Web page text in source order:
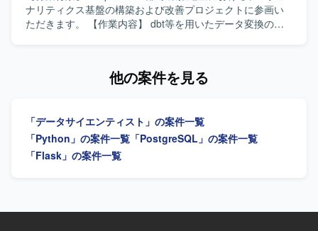
Github、Slack、Notion、Datadog、Linearを活用してお
り、OpenAI APIやAnthropic APIなどの生成AI関連サービス
ョンの魅力】 製薬業向けのデータ分析基盤において、従来
型データウェアハウスとモダンデータスタックを組み合わ
DBT、Fivetran、Oracle、Python、PL/SQLなどを用いたデ
ナリティクス基盤の構築および改善プロジェクトに参画い
ただきます。 【作業内容】 dbt等を用いたデータ変換の実
だきます。ETL／ELTパイプラインの設計・実装・改善を行
共有もご担当いただきます。 【求める人物像】 指示を待つ
だけでなく自ら課題を発見して主体的に行動できる方を求
めています。技術面のみならず事業や業務プロセスへの理
解にも強い関心を持てる方、チームや関係部署と丁寧かつ
他の案件を見る
「データサイエンティスト」の案件一覧
「Python」の案件一覧 「PostgreSQL」の案件一覧
「Flask」の案件一覧